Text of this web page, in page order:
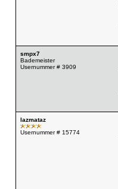
smpx7
Bademeister
Usernummer # 3909
lazmataz
Usernummer # 15774